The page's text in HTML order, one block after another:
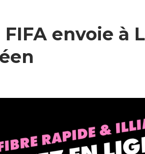
FIFA envoie à